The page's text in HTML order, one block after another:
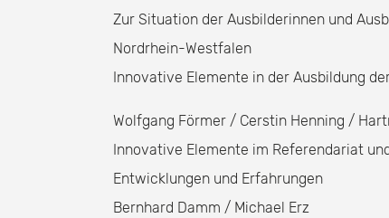
Zur Situation der Ausbilderinnen und
Nordrhein-Westfalen
Innovative Elemente in der Ausbildung
Wolfgang Förmer / Cerstin Henning /
Innovative Elemente im Referendariat
Entwicklungen und Erfahrungen
Bernhard Damm / Michael Erz